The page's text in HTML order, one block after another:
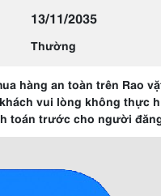
13/11/2035
Thường
hàng an toàn trên Rao
vui lòng không thực
toán trước cho người